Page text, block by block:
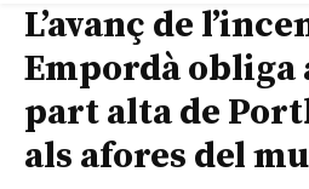
L’avanç de
Empordà obliga
part alta de
als afores del